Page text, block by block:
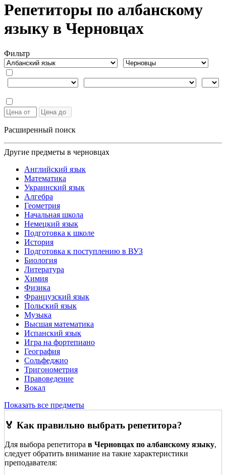
Репетиторы по албанскому
языку в Черновцах
Фильтр
Расширенный поиск
Другие предметы в черновцах
Английский язык
Математика
Украинский язык
Алгебра
Геометрия
Начальная школа
Немецкий язык
Подготовка к школе
История
Подготовка к поступлению в ВУЗ
Биология
Литература
Химия
Физика
Французский язык
Польский язык
Музыка
Высшая математика
Испанский язык
Игра на фортепиано
География
Сольфеджио
Тригонометрия
Правоведение
Вокал
Показать все предметы
🏅 Как правильно выбрать репетитора?
Для выбора репетитора в Черновцах по албанскому языку,
следует обратить внимание на такие характеристики
преподавателя: